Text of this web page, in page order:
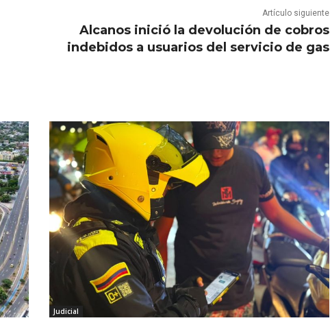
Artículo siguiente
Alcanos inició la devolución de cobros
indebidos a usuarios del servicio de gas
Judicial